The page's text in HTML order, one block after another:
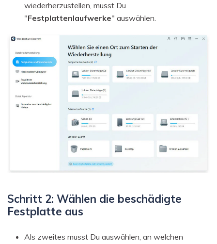
wiederherzustellen, musst Du
"Festplattenlaufwerke" auswählen.
Schritt 2: Wählen die beschädigte
Festplatte aus
Als zweites musst Du auswählen, an welchen